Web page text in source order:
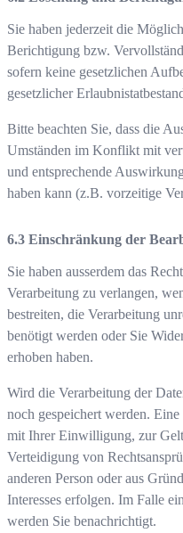
Sie haben jederzeit die
Berichtigung bzw.
sofern keine gesetzlichen
gesetzlicher
Bitte beachten Sie, dass die
Umständen im Konflikt mit
und entsprechende
haben kann (z.B. vorzeitige
Einschränkung der
Sie haben ausserdem das
Verarbeitung zu verlangen,
bestreiten, die Verarbeitung
benötigt werden oder Sie
erhoben haben.
Wird die Verarbeitung der
noch gespeichert werden.
mit Ihrer Einwilligung, zur
Verteidigung von
anderen Person oder aus
Interesses erfolgen. Im Falle
werden Sie benachrichtigt.